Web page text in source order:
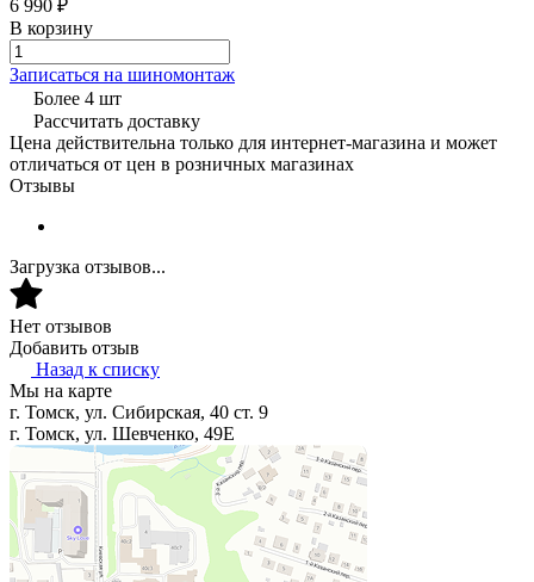
6 990 ₽
В корзину
Записаться на шиномонтаж
Более 4 шт
Рассчитать доставку
Цена действительна только для интернет-магазина и может
отличаться от цен в розничных магазинах
Отзывы
Загрузка отзывов...
Нет отзывов
Добавить отзыв
Назад к списку
Мы на карте
г. Томск, ул. Сибирская, 40 ст. 9
г. Томск, ул. Шевченко, 49Е